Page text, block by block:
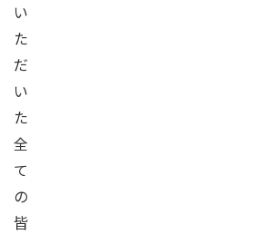
い
た
だ
い
た
全
て
の
皆